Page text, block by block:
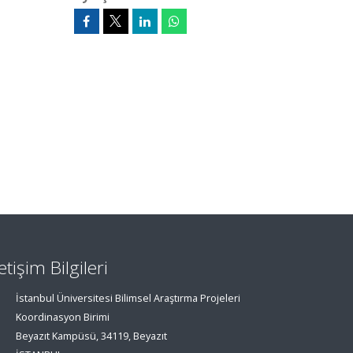
Bilgileri
İstanbul Üniversitesi Bilimsel Araştırma Projeleri
Koordinasyon Birimi
Beyazıt Kampüsü, 34119, Beyazıt